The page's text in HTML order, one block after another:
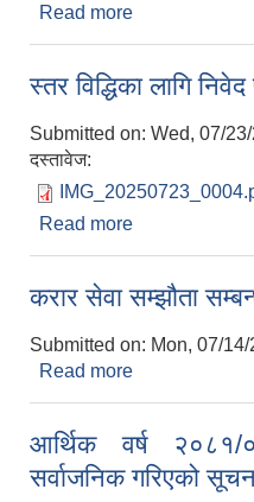
Read more
स्तर विद्धिका लागि
Submitted on: Wed, 07/
दस्तावेज:
Read more
करार सेवा सम्झौता
Submitted on: Mon, 07/
Read more
आर्थिक वर्ष २०८१/
सर्वाजनिक गरिएको